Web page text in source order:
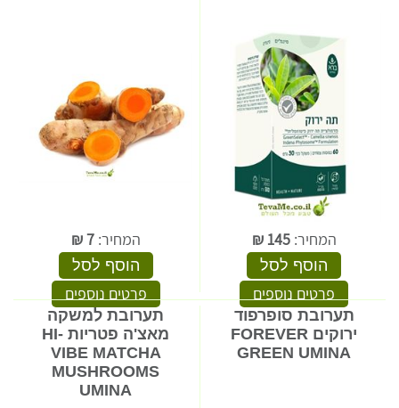
המחיר:145
₪
הוסף לסל
פרטים נוספים
המחיר:7
₪
הוסף לסל
פרטים נוספים
תערובת סופרפוד
ירוקים FOREVER
GREEN UMINA
תערובת למשקה
מאצ'ה פטריות HI-
VIBE MATCHA
MUSHROOMS
UMINA